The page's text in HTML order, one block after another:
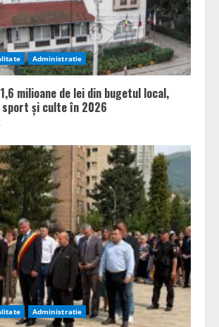
Administratie
milioane de lei din bugetul local,
și culte în 2026
Administratie